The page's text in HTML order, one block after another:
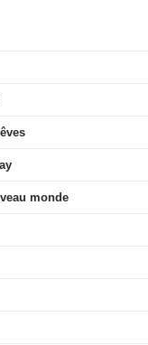
monde